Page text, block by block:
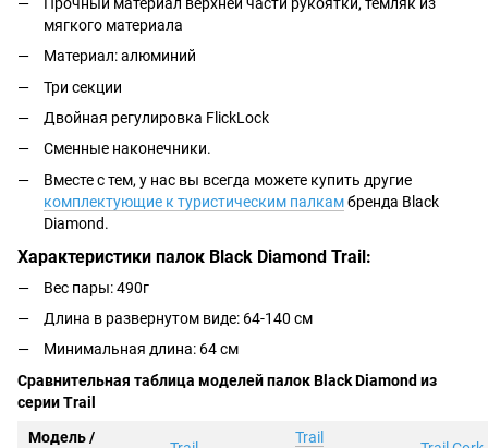
мягкого материала
Материал: алюминий
Три секции
Двойная регулировка FlickLock
Сменные наконечники.
Вместе с тем, у нас вы всегда можете купить другие
комплектующие к туристическим палкамбренда Black
Diamond.
Характеристики палок Black Diamond Trail:
Вес пары: 490г
Длина в развернутом виде: 64-140 см
Минимальная длина: 64 см
Сравнительная таблица моделей палок Black Diamond из
серии Trail
Модель /
Trail